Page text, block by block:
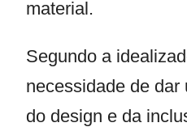
material.
Segundo a
necessidade de
do design e da